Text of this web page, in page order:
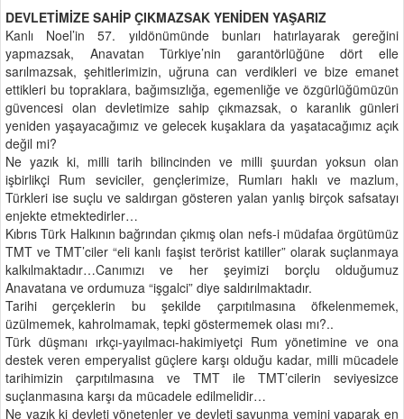
DEVLETİMİZE SAHİP ÇIKMAZSAK YENİDEN YAŞARIZ
Kanlı Noel’in 57. yıldönümünde bunları hatırlayarak gereğini
yapmazsak, Anavatan Türkiye’nin garantörlüğüne dört elle
sarılmazsak, şehitlerimizin, uğruna can verdikleri ve bize emanet
ettikleri bu topraklara, bağımsızlığa, egemenliğe ve özgürlüğümüzün
güvencesi olan devletimize sahip çıkmazsak, o karanlık günleri
yeniden yaşayacağımız ve gelecek kuşaklara da yaşatacağımız açık
değil mi?
Ne yazık ki, milli tarih bilincinden ve milli şuurdan yoksun olan
işbirlikçi Rum seviciler, gençlerimize, Rumları haklı ve mazlum,
Türkleri ise suçlu ve saldırgan gösteren yalan yanlış birçok safsatayı
enjekte etmektedirler…
Kıbrıs Türk Halkının bağrından çıkmış olan nefs-i müdafaa örgütümüz
TMT ve TMT’ciler “eli kanlı faşist terörist katiller” olarak suçlanmaya
kalkılmaktadır…Canımızı ve her şeyimizi borçlu olduğumuz
Anavatana ve ordumuza “işgalci” diye saldırılmaktadır.
Tarihi gerçeklerin bu şekilde çarpıtılmasına öfkelenmemek,
üzülmemek, kahrolmamak, tepki göstermemek olası mı?..
Türk düşmanı ırkçı-yayılmacı-hakimiyetçi Rum yönetimine ve ona
destek veren emperyalist güçlere karşı olduğu kadar, milli mücadele
tarihimizin çarpıtılmasına ve TMT ile TMT’cilerin seviyesizce
suçlanmasına karşı da mücadele edilmelidir…
Ne yazık ki devleti yönetenler ve devleti savunma yemini yaparak en